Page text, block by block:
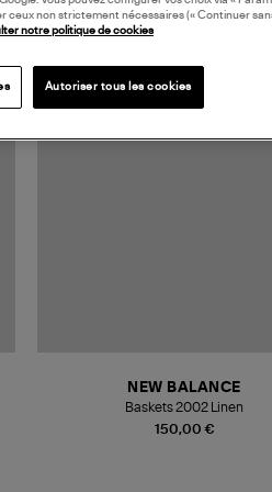
150,00 €
NEW BALANCE
Baskets 2002 Linen
ceux non strictement nécessaires (« Continuer
notre politique de cookies
Autoriser tous les cookies